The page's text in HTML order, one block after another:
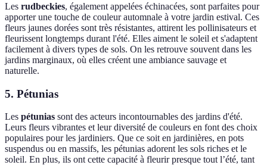
Les rudbeckies, également appelées échinacées, sont parfaites pour
apporter une touche de couleur automnale à votre jardin estival. Ces
fleurs jaunes dorées sont très résistantes, attirent les pollinisateurs et
fleurissent longtemps durant l'été. Elles aiment le soleil et s'adaptent
facilement à divers types de sols. On les retrouve souvent dans les
jardins marginaux, où elles créent une ambiance sauvage et
naturelle.
5. Pétunias
Les pétunias sont des acteurs incontournables des jardins d'été.
Leurs fleurs vibrantes et leur diversité de couleurs en font des choix
populaires pour les jardiniers. Que ce soit en jardinières, en pots
suspendus ou en massifs, les pétunias adorent les sols riches et le
soleil. En plus, ils ont cette capacité à fleurir presque tout l’été, tant